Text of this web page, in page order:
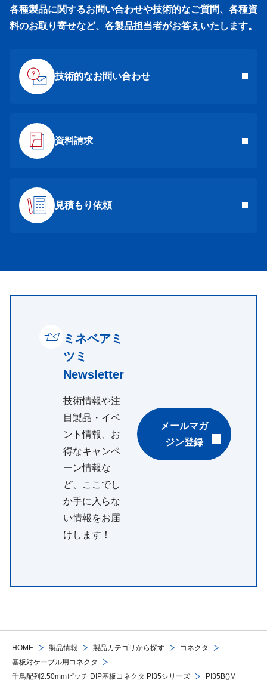
HOME 製品情報 製品カテゴリから探す
コネクタ
基板対ケーブル用コネクタ
千鳥配列2.50mmピッチ DIP基板コネクタ PI35シリーズ
PI35B()M
各種製品に関するお問い合わせや技術的なご質問、各種資
料のお取り寄せなど、各製品担当者がお答えいたします。
技術的なお問い合わせ
資料請求
見積もり依頼
ミネベアミ
ツミ
Newsletter
技術情報や注
目製品・イベ
ント情報、お
得なキャンペ
ーン情報な
ど、ここでし
か手に入らな
い情報をお届
けします！
メールマガ
ジン登録